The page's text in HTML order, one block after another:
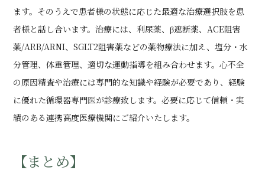
ます。そのうえで患者様の状態に応じた最適な治療選択肢を患
者様と話し合います。治療には、利尿薬、β遮断薬、ACE阻害
薬/ARB/ARNI、SGLT2阻害薬などの薬物療法に加え、塩分・水
分管理、体重管理、適切な運動指導を組み合わせます。心不全
の原因精査や治療には専門的な知識や経験が必要であり、経験
に優れた循環器専門医が診療致します。必要に応じて信頼・実
績のある連携高度医療機関にご紹介いたします。
【まとめ】